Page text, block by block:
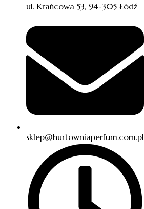
ul. Krańcowa 53, 94-305 Łódź
sklep@hurtowniaperfum.com.pl